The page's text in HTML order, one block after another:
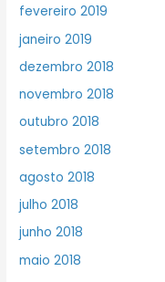
fevereiro 2019
janeiro 2019
dezembro 2018
novembro 2018
outubro 2018
setembro 2018
agosto 2018
julho 2018
junho 2018
maio 2018